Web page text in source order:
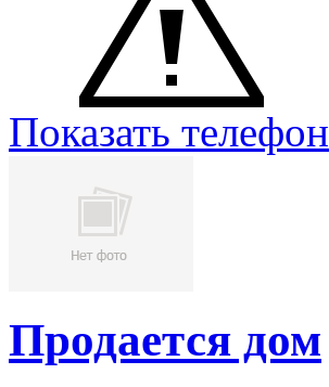
Показать телефон
Продается дом